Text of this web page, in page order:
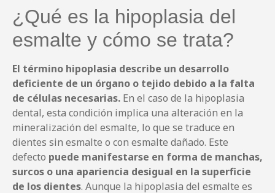
¿Qué es la hipoplasia del
esmalte y cómo se trata?
El término hipoplasia describe un desarrollo
deficiente de un órgano o tejido debido a la falta
de células necesarias. En el caso de la hipoplasia
dental, esta condición implica una alteración en la
mineralización del esmalte, lo que se traduce en
dientes sin esmalte o con esmalte dañado. Este
defecto puede manifestarse en forma de manchas,
surcos o una apariencia desigual en la superficie
de los dientes. Aunque la hipoplasia del esmalte es